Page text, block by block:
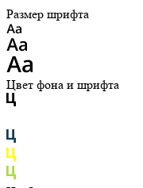
Размер шрифта
Цвет фона и шрифта